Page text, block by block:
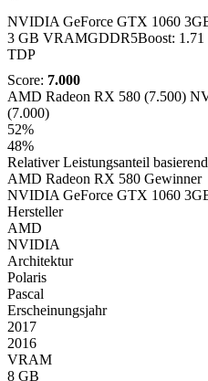
NVIDIA GeForce GTX 1060
3 GB VRAMGDDR5Boost:
TDP
Score: 7.000
AMD Radeon RX 580 (7.500)
(7.000)
52%
48%
Relativer Leistungsanteil
AMD Radeon RX 580 Gewinner
NVIDIA GeForce GTX 1060
Hersteller
AMD
NVIDIA
Architektur
Polaris
Pascal
Erscheinungsjahr
2017
2016
VRAM
8 GB